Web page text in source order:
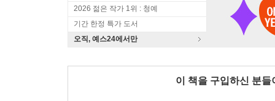
2026 젊은 작가 1위 : 청예
기간 한정 특가 도서
오직, 예스24에서만
이 책을 구입하신 분